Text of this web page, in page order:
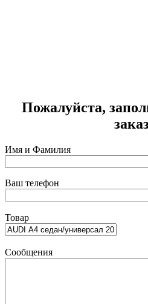
Пожалуйста,
Имя и Фамилия
Ваш телефон
Товар
Сообщения